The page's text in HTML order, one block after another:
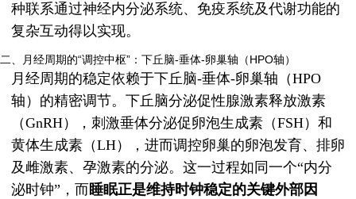
种联系通过神经内分泌系统、免疫系统及代谢功能的
复杂互动得以实现。
二、月经周期的“调控中枢”：下丘脑-垂体-卵巢轴（HPO轴）
月经周期的稳定依赖于下丘脑-垂体-卵巢轴（HPO
轴）的精密调节。下丘脑分泌促性腺激素释放激素
（GnRH），刺激垂体分泌促卵泡生成素（FSH）和
黄体生成素（LH），进而调控卵巢的卵泡发育、排卵
及雌激素、孕激素的分泌。这一过程如同一个“内分
泌时钟”，而睡眠正是维持时钟稳定的关键外部因